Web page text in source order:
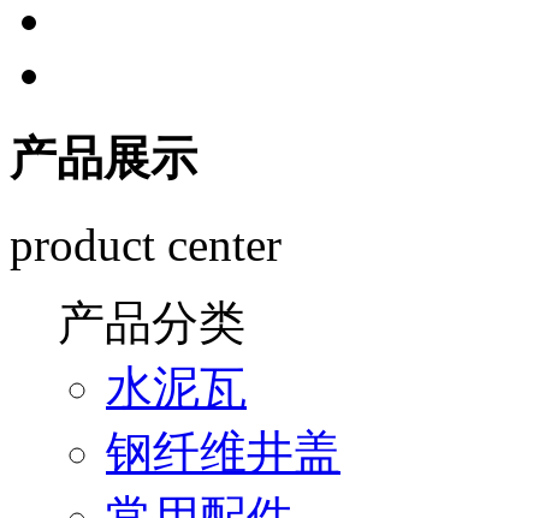
产品展示
product center
产品分类
水泥瓦
钢纤维井盖